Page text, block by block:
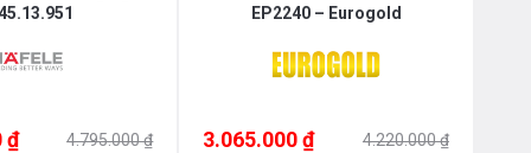
₫ 4.795.000 ₫
EP2240 – Eurogold
3.065.000 ₫ 4.220.000 ₫